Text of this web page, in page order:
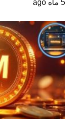
5 ماه ago